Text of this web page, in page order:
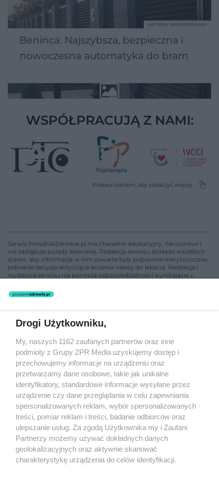
Beninca. Najszybsza, bezpieczna i
nowoczesna automatyka do bram
MATERIAŁ SPONSOROWANY
WSPÓŁPRACUJĄ Z NAMI:
Serwis PoradnikZdrowie.pl ma charakter edukacyjny, nie stanowi i
nie zastępuje porady lekarskiej. Redakcja serwisu dokłada wszelkich
starań, aby informacje w nim zawarte były poprawne merytorycznie,
jednakże decyzja dotycząca leczenia należy do lekarza. Redakcja i
wydawca serwisu nie ponoszą odpowiedzialności wynikającej z
nie prowadzi działalności leczniczej polegającej na udzielaniu
świadczeń zdrowotnych w rozumieniu art. 3 ust 1 ustawy o
Żaden utwór zamieszczony w serwisie nie może być powielany i
rozpowszechniany lub dalej rozpowszechniany w jakikolwiek sposób
(w tym także elektroniczny lub mechaniczny) na jakimkolwiek polu
eksploatacji w jakiejkolwiek formie, włącznie z umieszczaniem w
Internecie bez pisemnej zgody właściciela praw. Jakiekolwiek użycie
lub wykorzystanie utworów w całości lub w części z naruszeniem
prawa, tzn. bez właściwej zgody, jest zabronione pod groźbą kary i
może być ścigane prawnie.
O nas
Drogi Użytkowniku,
My, naszych 1162 zaufanych partnerów oraz inne
podmioty z Grupy ZPR Media uzyskujemy dostęp i
przechowujemy informacje na urządzeniu oraz
przetwarzamy dane osobowe, takie jak unikalne
identyfikatory, standardowe informacje wysyłane przez
urządzenie czy dane przeglądania w celu zapewniania
spersonalizowanych reklam, wybór spersonalizowanych
treści, pomiar reklam i treści, badanie odbiorców oraz
ulepszanie usług. Za zgodą Użytkownika my i Zaufani
Partnerzy możemy używać dokładnych danych
geolokalizacyjnych oraz aktywnie skanować
charakterystykę urządzenia do celów identyfikacji.